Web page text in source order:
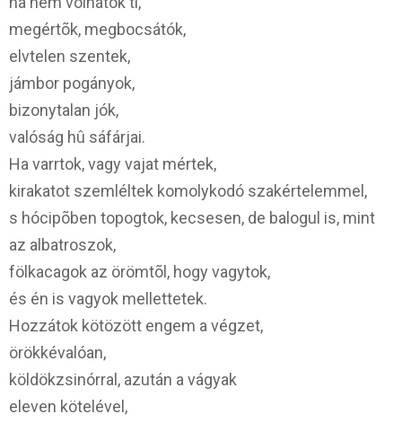
megértõk, megbocsátók,
elvtelen szentek,
jámbor pogányok,
bizonytalan jók,
valóság hû sáfárjai.
Ha varrtok, vagy vajat mértek,
kirakatot szemléltek komolykodó szakértelemmel,
s hócipõben topogtok, kecsesen, de balogul is, mint
az albatroszok,
fölkacagok az örömtõl, hogy vagytok,
és én is vagyok mellettetek.
Hozzátok kötözött engem a végzet,
örökkévalóan,
köldökzsinórral, azután a vágyak
eleven kötelével,